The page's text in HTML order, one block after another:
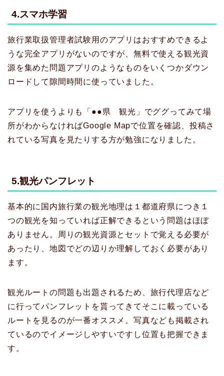
4.スマホ学習
旅行業取扱管理者試験用のアプリはおすすめできるよ
うな完全アプリがないのですが、無料で使える観光資
源を集めた問題アプリのようなものをいくつかダウン
ロードして隙間時間に使っていました。
アプリを使うよりも「●●県 観光」でググってみて場
所がわからなければGoogle Mapで位置を確認、投稿さ
れている写真を見たりする方が勉強になりました。
5.観光パンフレット
基本的に国内旅行業の観光地理は１都道府県につき１
つの観光を知っていれば正解できるという問題はほぼ
ありません。周りの観光資源とセットで覚える必要が
あったり、地図でどの辺りか理解しておく必要があり
ます。
観光ルートの問題も出題されるため、旅行代理店など
に行ってパンフレットを貰ってきてそこに載っている
ルートを見るのが一番オススメ。写真なども掲載され
ているのでイメージしやすいですし位置も把握できま
す。